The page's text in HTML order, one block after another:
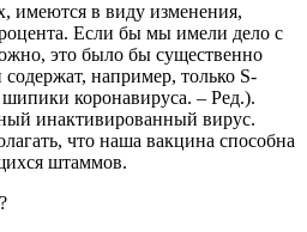
имеются в виду изменения,
Если бы мы имели дело с
это было бы существенно
например, только S-
шипики коронавируса. – Ред.).
инактивированный вирус.
что наша вакцина способна
штаммов.